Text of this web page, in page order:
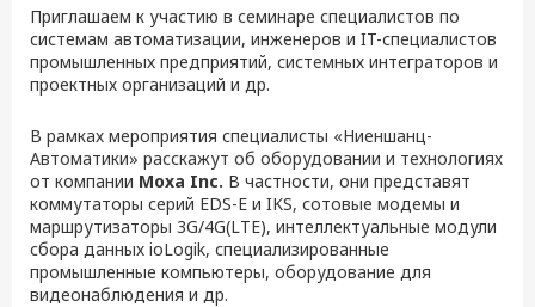
Приглашаем к участию в семинаре специалистов по
системам автоматизации, инженеров и IT-специалистов
промышленных предприятий, системных интеграторов и
проектных организаций и др.
В рамках мероприятия специалисты «Ниеншанц-
Автоматики» расскажут об оборудовании и технологиях
от компании Moxa Inc. В частности, они представят
коммутаторы серий EDS-E и IKS, сотовые модемы и
маршрутизаторы 3G/4G(LTE), интеллектуальные модули
сбора данных ioLogik, специализированные
промышленные компьютеры, оборудование для
видеонаблюдения и др.